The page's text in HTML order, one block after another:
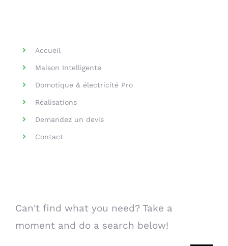
Accueil
Maison Intelligente
Domotique & électricité Pro
Réalisations
Demandez un devis
Contact
Can't find what you need? Take a
moment and do a search below!